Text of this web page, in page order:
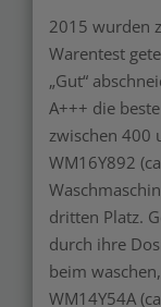
2015 wurden
Warentest
„Gut“
A+++ die
zwischen 400
WM16Y892
dritten Platz.
durch ihre
beim
WM14Y54A